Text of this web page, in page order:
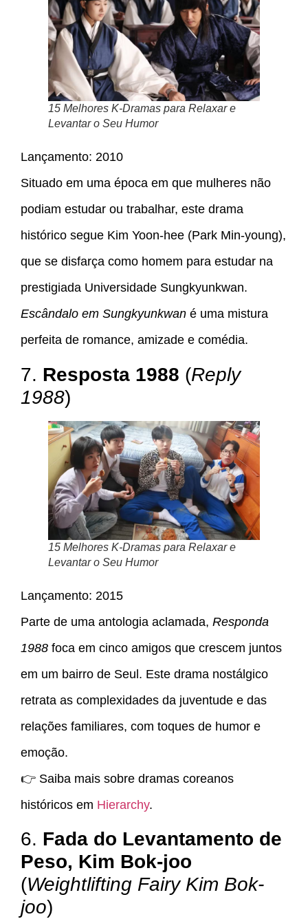
15 Melhores K-Dramas para Relaxar e
Levantar o Seu Humor
Lançamento: 2010
Situado em uma época em que mulheres não
podiam estudar ou trabalhar, este drama
histórico segue Kim Yoon-hee (Park Min-young),
que se disfarça como homem para estudar na
prestigiada Universidade Sungkyunkwan.
Escândalo em Sungkyunkwan é uma mistura
perfeita de romance, amizade e comédia.
7. Resposta 1988 (Reply
1988)
15 Melhores K-Dramas para Relaxar e
Levantar o Seu Humor
Lançamento: 2015
Parte de uma antologia aclamada, Responda
1988 foca em cinco amigos que crescem juntos
em um bairro de Seul. Este drama nostálgico
retrata as complexidades da juventude e das
relações familiares, com toques de humor e
emoção.
👉 Saiba mais sobre dramas coreanos
históricos em Hierarchy.
6. Fada do Levantamento de
Peso, Kim Bok-joo
(Weightlifting Fairy Kim Bok-
joo)